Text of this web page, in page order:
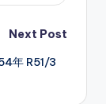
Next Post
年 R51/3